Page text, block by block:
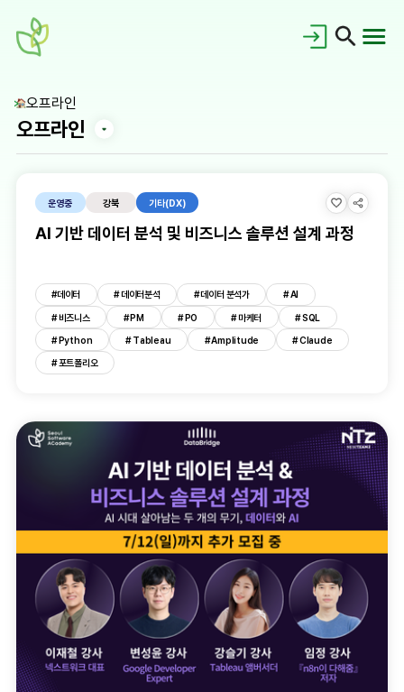
홍보갤러리
새싹동문회
수강후기
대관신청
새싹이란?
교육로드맵
대시보드
오프라인 학습내역
관심과정
후기
1:1문의
학습질문
오프라인
오프라인
운영중 강북 기타(DX)
AI 기반 데이터 분석 및 비즈니스 솔루션 설계 과정
#데이터 # 데이터분석 # 데이터 분석가
# AI
# 비즈니스
# PM # PO # 마케터
# SQL
# Python
# Tableau # Amplitude
# Claude
# 포트폴리오